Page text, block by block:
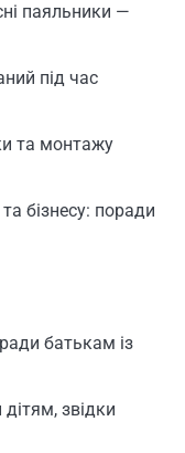
паяльники —
під час
та монтажу
бізнесу: поради
батькам із
звідки